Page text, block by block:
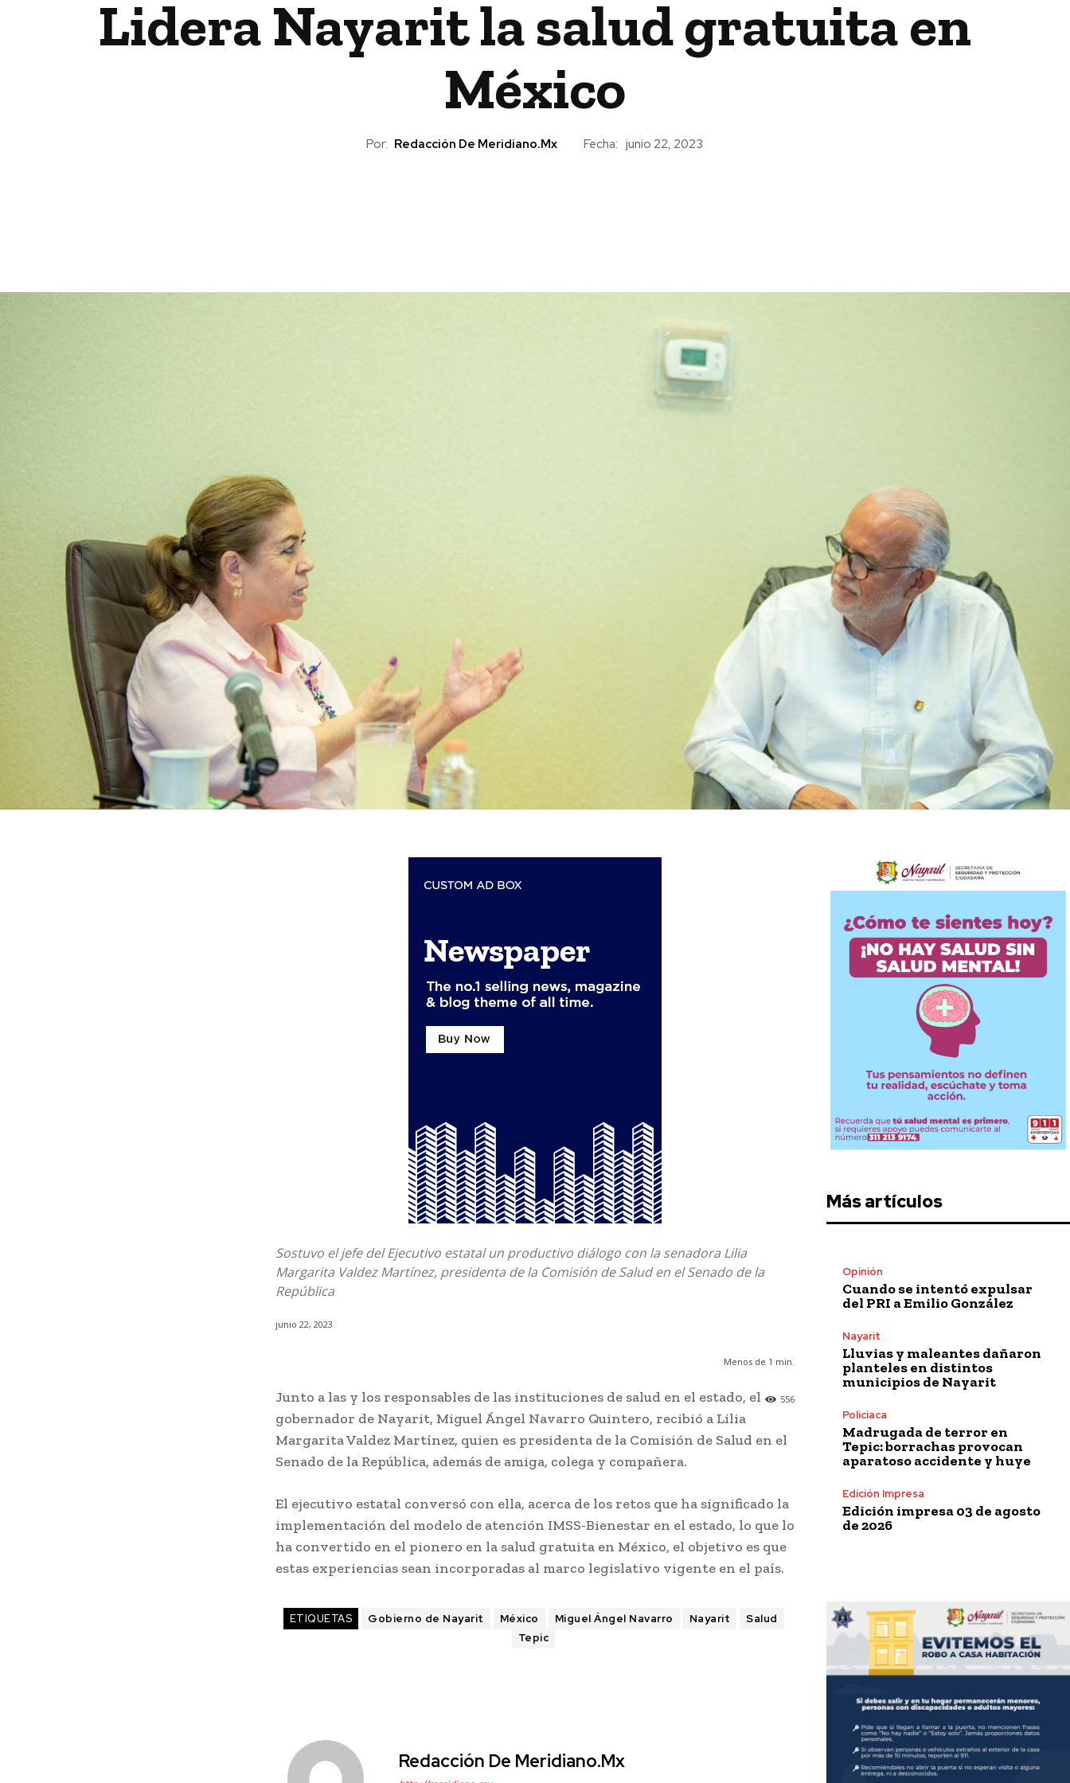
Lidera Nayarit la salud gratuita en
México
Por: Redacción De Meridiano.mx Fecha: junio 22, 2023
Sostuvo el jefe del Ejecutivo estatal un productivo diálogo con la senadora Lilia
Margarita Valdez Martínez, presidenta de la Comisión de Salud en el Senado de la
República
junio 22, 2023
Menos de 1 min.
556
Junto a las y los responsables de las instituciones de salud en el estado, el
gobernador de Nayarit, Miguel Ángel Navarro Quintero, recibió a Lilia
Margarita Valdez Martínez, quien es presidenta de la Comisión de Salud en el
Senado de la República, además de amiga, colega y compañera.
El ejecutivo estatal conversó con ella, acerca de los retos que ha significado la
implementación del modelo de atención IMSS-Bienestar en el estado, lo que lo
ha convertido en el pionero en la salud gratuita en México, el objetivo es que
estas experiencias sean incorporadas al marco legislativo vigente en el país.
ETIQUETAS Gobierno de Nayarit México Miguel Ángel Navarro Nayarit
Salud
Tepic
Redacción De Meridiano.mx
Más artículos
Opinión
Cuando se intentó expulsar
del PRI a Emilio González
Nayarit
Lluvias y maleantes dañaron
planteles en distintos
municipios de Nayarit
Policiaca
Madrugada de terror en
Tepic: borrachas provocan
aparatoso accidente y huye
Edición Impresa
Edición impresa 03 de agosto
de 2026